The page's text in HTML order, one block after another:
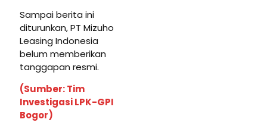
Sampai berita ini
diturunkan, PT Mizuho
Leasing Indonesia
belum memberikan
tanggapan resmi.
(Sumber: Tim
Investigasi LPK-GPI
Bogor)